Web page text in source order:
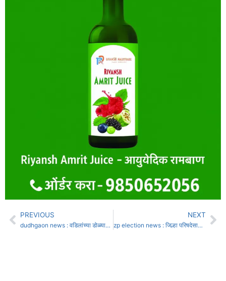
PREVIOUS
dudhgaon news : वडिलांच्या डोळ्यासमोरच तरूण मुलाचा मृत्यू दुधगाव हादरलं….
NEXT
zp election news : जिल्हा परिषदेसाठी भाजपच्या उद्यापासून मुलाखती